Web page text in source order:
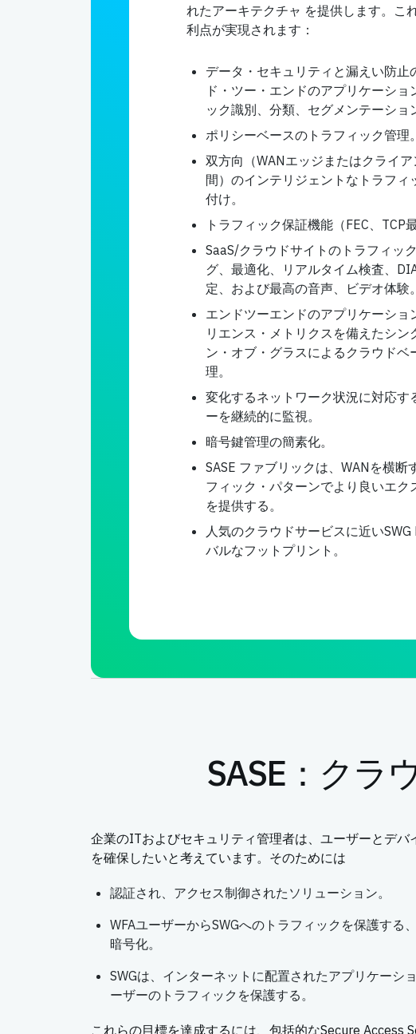
れたアーキテクチャ を提供します。こ
利点が実現されます：
データ・セキュリティと漏えい防止
ド・ツー・エンドのアプリケーショ
ック識別、分類、セグメンテーショ
ポリシーベースのトラフィック管理。
双方向（WANエッジまたはクライア
間）のインテリジェントなトラフィ
付け。
トラフィック保証機能（FEC、TCP
SaaS/クラウドサイトのトラフィッ
グ、最適化、リアルタイム検査、
定、および最高の音声、ビデオ体験。
エンドツーエンドのアプリケーショ
リエンス・メトリクスを備えたシン
ン・オブ・グラスによるクラウドベ
理。
変化するネットワーク状況に対応す
ーを継続的に監視。
暗号鍵管理の簡素化。
SASE ファブリックは、WANを横断
フィック・パターンでより良いエク
を提供する。
人気のクラウドサービスに近いSWG
バルなフットプリント。
SASE：クラ
企業のITおよびセキュリティ管理者は、ユーザーとデバ
を確保したいと考えています。そのためには
認証され、アクセス制御されたソリューション。
WFAユーザーからSWGへのトラフィックを保護する
暗号化。
SWGは、インターネットに配置されたアプリケーシ
ーザーのトラフィックを保護する。
これらの目標を達成するには、包括的なSecure Access